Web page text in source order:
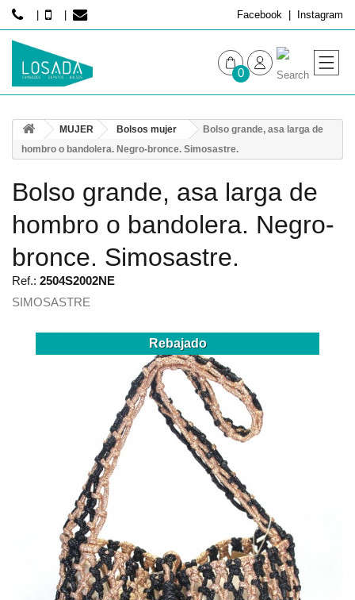
Facebook Instagram
0
HOMBRE
MUJER Bolsos mujer
Bolso grande, asa larga de
hombro o bandolera. Negro-bronce. Simosastre.
Bolso grande, asa larga de
hombro o bandolera. Negro-
bronce. Simosastre.
Ref.: 2504S2002NE
SIMOSASTRE
Rebajado